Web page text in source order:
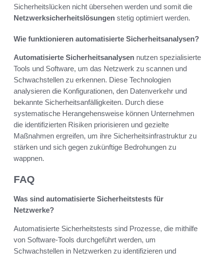
Sicherheitslücken nicht übersehen werden und somit die
Netzwerksicherheitslösungen stetig optimiert werden.
Wie funktionieren automatisierte Sicherheitsanalysen?
Automatisierte Sicherheitsanalysen nutzen spezialisierte
Tools und Software, um das Netzwerk zu scannen und
Schwachstellen zu erkennen. Diese Technologien
analysieren die Konfigurationen, den Datenverkehr und
bekannte Sicherheitsanfälligkeiten. Durch diese
systematische Herangehensweise können Unternehmen
die identifizierten Risiken priorisieren und gezielte
Maßnahmen ergreifen, um ihre Sicherheitsinfrastruktur zu
stärken und sich gegen zukünftige Bedrohungen zu
wappnen.
FAQ
Was sind automatisierte Sicherheitstests für
Netzwerke?
Automatisierte Sicherheitstests sind Prozesse, die mithilfe
von Software-Tools durchgeführt werden, um
Schwachstellen in Netzwerken zu identifizieren und